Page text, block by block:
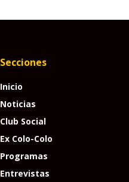
Secciones
Inicio
Noticias
Club Social
Ex Colo-Colo
Programas
Entrevistas